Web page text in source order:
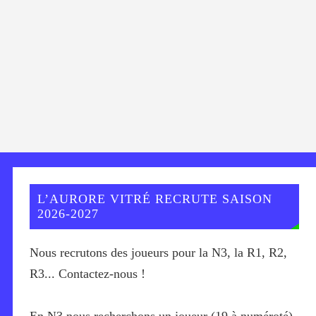
L’AURORE VITRÉ RECRUTE SAISON
2026-2027
Nous recrutons des joueurs pour la N3, la R1, R2,
R3... Contactez-nous !